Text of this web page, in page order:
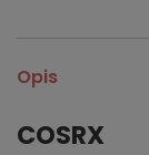
Opis
COSRX